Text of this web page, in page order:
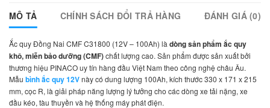
MÔ TẢ CHÍNH SÁCH ĐỔI TRẢ HÀNG ĐÁNH GIÁ (0)
Ắc quy Đồng Nai CMF C31800 (12V – 100Ah) là dòng sản phẩm ắc quy
khô, miễn bảo dưỡng (CMF)chất lượng cao. Sản phẩm được sản xuất bởi
thương hiệu PINACO uy tín hàng đầu Việt Nam theo công nghệ châu Âu.
Mẫu bình ắc quy 12Vnày có dung lượng 100Ah, kích thước 330 x 171 x 215
mm, cọc R, là giải pháp năng lượng lý tưởng cho các dòng xe tải nặng, xe
đầu kéo, tàu thuyền và hệ thống máy phát điện.